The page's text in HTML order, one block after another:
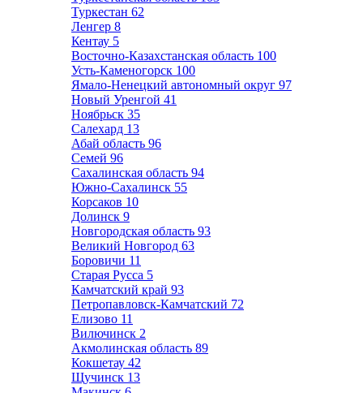
Туркестан 62
Ленгер 8
Кентау 5
Восточно-Казахстанская область 100
Усть-Каменогорск 100
Ямало-Ненецкий автономный округ 97
Новый Уренгой 41
Ноябрьск 35
Салехард 13
Абай область 96
Семей 96
Сахалинская область 94
Южно-Сахалинск 55
Корсаков 10
Долинск 9
Новгородская область 93
Великий Новгород 63
Боровичи 11
Старая Русса 5
Камчатский край 93
Петропавловск-Камчатский 72
Елизово 11
Вилючинск 2
Акмолинская область 89
Кокшетау 42
Щучинск 13